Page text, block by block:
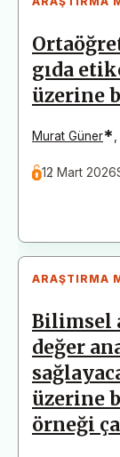
gıda
üzerine
Murat Güner*
12 Mart 2026
ARAŞTIRMA
Bilimsel
değer
üzerine
örneği